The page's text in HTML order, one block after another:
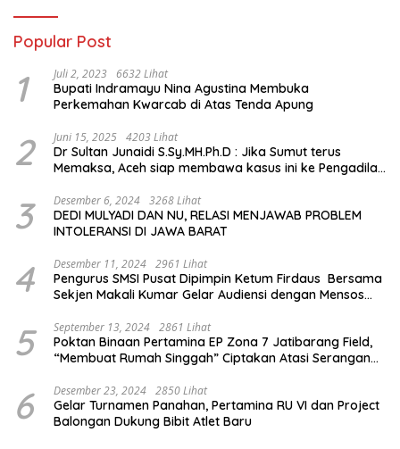
Popular Post
1 Juli 2, 2023 6632 Lihat
Bupati Indramayu Nina Agustina Membuka
Perkemahan Kwarcab di Atas Tenda Apung
2 Juni 15, 2025 4203 Lihat
Dr Sultan Junaidi S.Sy.MH.Ph.D : Jika Sumut terus
Memaksa, Aceh siap membawa kasus ini ke Pengadilan
3 Desember 6, 2024 3268 Lihat
DEDI MULYADI DAN NU, RELASI MENJAWAB PROBLEM
INTOLERANSI DI JAWA BARAT
4 Desember 11, 2024 2961 Lihat
Pengurus SMSI Pusat Dipimpin Ketum Firdaus Bersama
Sekjen Makali Kumar Gelar Audiensi dengan Mensos
5 September 13, 2024 2861 Lihat
Poktan Binaan Pertamina EP Zona 7 Jatibarang Field,
“Membuat Rumah Singgah” Ciptakan Atasi Serangan
6 Desember 23, 2024 2850 Lihat
Gelar Turnamen Panahan, Pertamina RU VI dan Project
Balongan Dukung Bibit Atlet Baru